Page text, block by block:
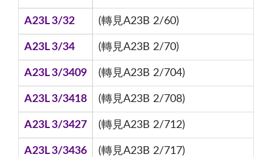
A23L 3/32 (轉見A23B 2/60)
A23L 3/34 (轉見A23B 2/70)
A23L 3/3409 (轉見A23B 2/704)
A23L 3/3418 (轉見A23B 2/708)
A23L 3/3427 (轉見A23B 2/712)
A23L 3/3436 (轉見A23B 2/717)